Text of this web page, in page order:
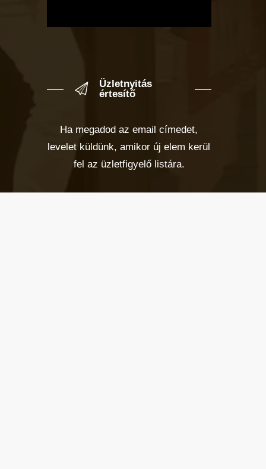
Üzletnyitás
értesítő
Ha megadod az email címedet,
levelet küldünk, amikor új elem kerül
fel az üzletfigyelő listára.